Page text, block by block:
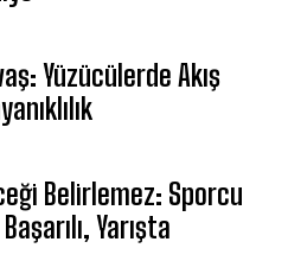
Yüzücülerde Akış
Belirlemez: Sporcu
Yarışta